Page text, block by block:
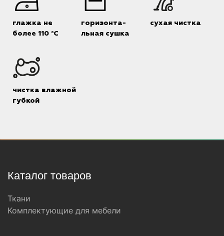
глажка не
более 110 °C
горизонта-
льная сушка
сухая чистка
чистка влажной
губкой
Каталог товаров
Ткани
Комплектующие для мебели